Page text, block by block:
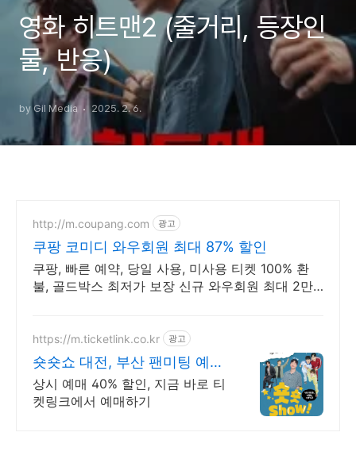
영화 히트맨2 (줄거리, 등장인
물, 반응)
by Gil Media 2025. 2. 6.
http://m.coupang.com 광고
쿠팡 코미디 와우회원 최대 87% 할인
쿠팡, 빠른 예약, 당일 사용, 미사용 티켓 100% 환
불, 골드박스 최저가 보장 신규 와우회원 최대 2만3
https://m.ticketlink.co.kr 광고
숏숏쇼 대전, 부산 팬미팅 예매
는 티켓링크!
상시 예매 40% 할인, 지금 바로 티
켓링크에서 예매하기